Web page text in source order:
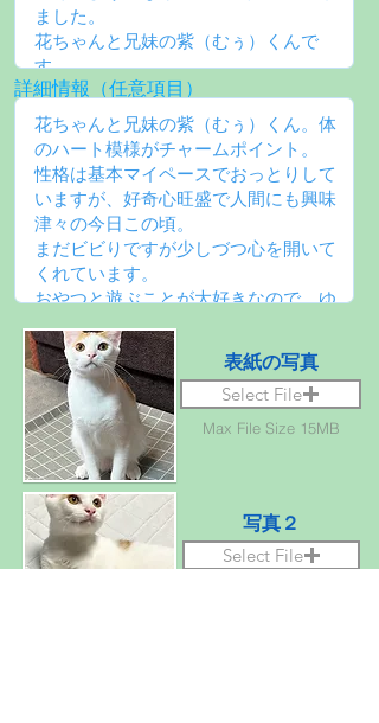
詳細情報（任意項目）
表紙の写真
Select File
Max File Size 15MB
写真２
Select File